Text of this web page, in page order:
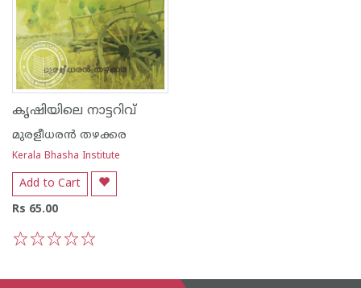
കൃഷിയിലെ നാട്ടറിവ്
മുരളീധരന്‍ തഴക്കര
Kerala Bhasha Institute
Add to Cart
Rs 65.00